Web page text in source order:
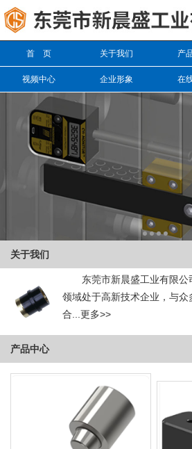
首 页 关于我们 产
视频中心 企业形象 在
关于我们
东莞市新晨盛工业有限公
领域处于高新技术企业，与
合...更多>>
产品中心
信息搜索